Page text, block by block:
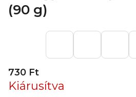
(90 g)
730 Ft
Kiárusítva